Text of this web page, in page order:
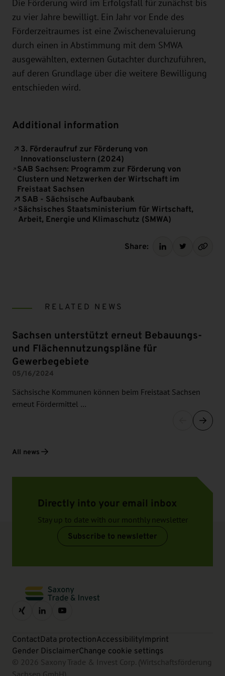
Die Förderung wird im Erfolgsfall für zunächst bis
zu vier Jahre bewilligt. Ein Jahr vor Ende des
Förderzeitraumes ist eine Zwischenevaluierung
durch einen in Abstimmung mit dem SMWA
ausgewählten, externen Gutachter durchzuführen,
auf deren Grundlage über die weitere Bewilligung
entschieden wird.
Additional information
3. Förderaufruf zur Förderung von
Innovationsclustern (2024)
SAB Sachsen: Programm zur Förderung von
Clustern und Netzwerken der Wirtschaft im
Freistaat Sachsen
SAB - Sächsische Aufbaubank
Sächsisches Staatsministerium für Wirtschaft,
Arbeit, Energie und Klimaschutz (SMWA)
Share:
RELATED NEWS
Sachsen unterstützt erneut Bebauungs-
und Flächennutzungspläne für
Gewerbegebiete
05/16/2024
Sächsische Kommunen können beim Freistaat Sachsen
erneut Fördermittel …
All news
Directly into your email inbox
Stay up to date with our monthly newsletter
Subscribe to newsletter
ContactData protectionAccessibilityImprint
Gender DisclaimerChange cookie settings
© 2026 Saxony Trade & Invest Corp. (Wirtschaftsförderung